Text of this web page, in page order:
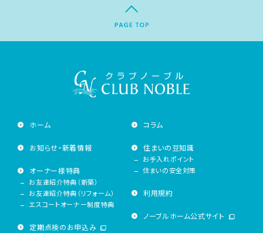
ホーム
お知らせ・新着情報
オーナー様特典
お友達紹介特典（新築）
お友達紹介特典（リフォーム）
エスコートオーナー制度特典
定期点検のお申込み
コラム
住まいの豆知識
お手入れポイント
住まいの安全対策
利用規約
ノーブルホーム公式サイト